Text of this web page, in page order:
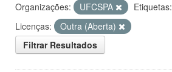
Organizações: UFCSPA Etiquetas:
Licenças:
Outra (Aberta)
Filtrar Resultados